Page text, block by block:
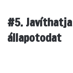
#5.
állapotodat